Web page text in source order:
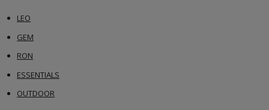
LEO
GEM
RON
ESSENTIALS
OUTDOOR